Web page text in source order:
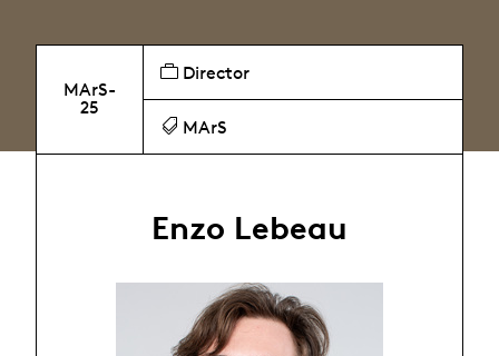
MArS-
25
Director
MArS
Enzo Lebeau